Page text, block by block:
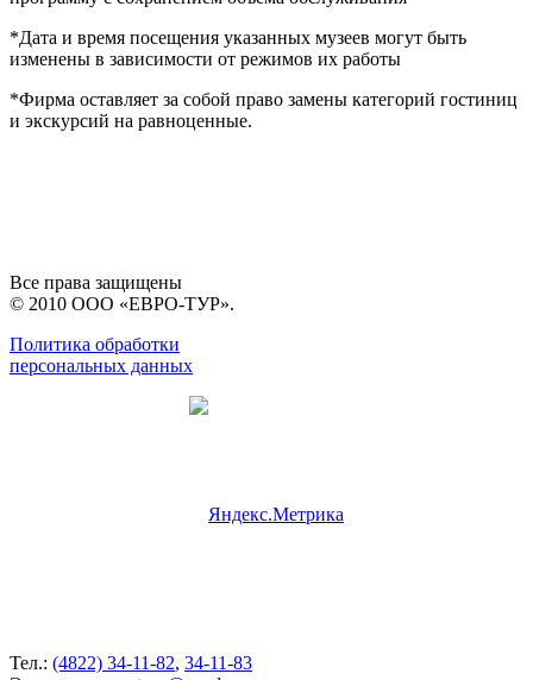
*Дата и время посещения указанных музеев могут быть
изменены в зависимости от режимов их работы
*Фирма оставляет за собой право замены категорий гостиниц
и экскурсий на равноценные.
Все права защищены
© 2010 ООО «ЕВРО-ТУР».
Политика обработки
персональных данных
Тел.: (4822) 34-11-82, 34-11-83